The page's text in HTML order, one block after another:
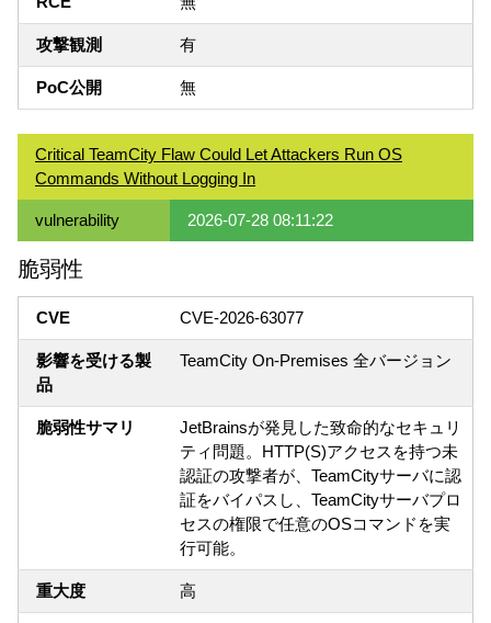
攻撃観測 有
PoC公開 無
Critical TeamCity Flaw Could Let Attackers Run OS
Commands Without Logging In
vulnerability 2026-07-28 08:11:22
脆弱性
CVE CVE-2026-63077
影響を受ける製
品
TeamCity On-Premises 全バージョン
脆弱性サマリ
JetBrainsが発見した致命的なセキュリ
ティ問題。HTTP(S)アクセスを持つ未
認証の攻撃者が、TeamCityサーバに認
証をバイパスし、TeamCityサーバプロ
セスの権限で任意のOSコマンドを実
行可能。
重大度 高